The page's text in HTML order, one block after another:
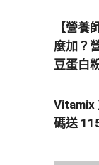
【營養
麼加？
豆蛋白
Vitamix
碼送